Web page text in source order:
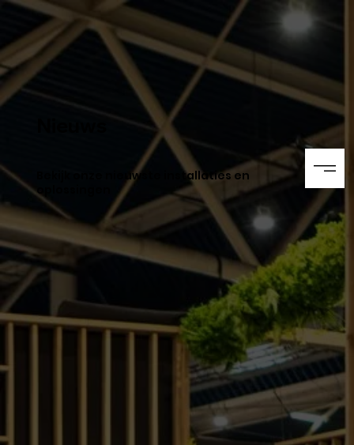
Bekijk onze nieuwste installaties en
oplossingen